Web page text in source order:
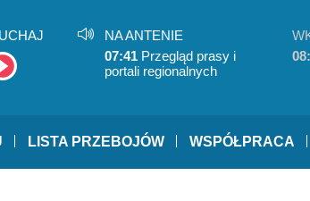
NA ANTENIE
07:41 Przegląd prasy i
portali regionalnych
LISTA PRZEBOJÓW WSPÓŁPRACA